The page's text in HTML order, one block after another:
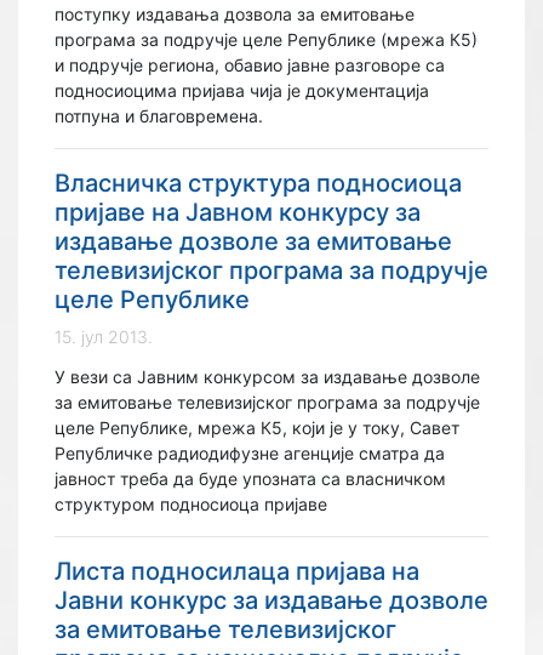
поступку издавања дозвола за емитовање
програма за подручје целе Републике (мрежа К5)
и подручје региона, обавио јавне разговоре са
подносиоцима пријава чија је документација
потпуна и благовремена.
Bласничкa структурa подносиоца
пријаве на Јавном конкурсу за
издавање дозволе за емитовање
телевизијског програма за подручје
целе Републике
15. јул 2013.
У вези са Јавним конкурсом за издавање дозволе
за емитовање телевизијског програма за подручје
целе Републике, мрежа К5, који је у току, Савет
Републичке радиодифузне агенције сматра да
јавност треба да буде упозната са власничком
структуром подносиоца пријаве
Листа подносилаца пријава на
Јавни конкурс за издавање дозволе
за емитовање телевизијског